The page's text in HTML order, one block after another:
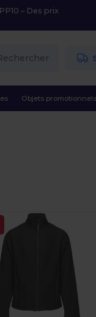
– Des prix
Objets promotionnels